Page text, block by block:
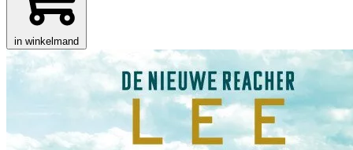
in winkelmand